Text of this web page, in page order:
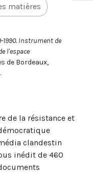
matières
1990. Instrument de
l'espace
de Bordeaux,
de la résistance et
clandestin
inédit de 460